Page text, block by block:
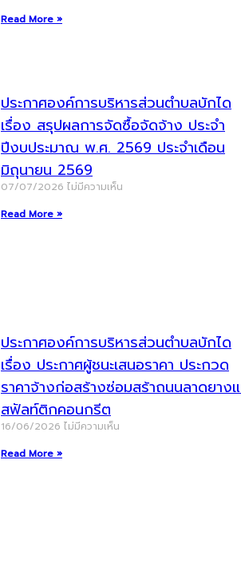
Read More »
ประกาศองค์การบริหารส่วนตำบลบักได
เรื่อง สรุปผลการจัดซื้อจัดจ้าง ประจำ
ปีงบประมาณ พ.ศ. 2569 ประจำเดือน
มิถุนายน 2569
07/07/2026 ไม่มีความเห็น
Read More »
ประกาศองค์การบริหารส่วนตำบลบักได
เรื่อง ประกาศผู้ชนะเสนอราคา ประกวด
ราคาจ้างก่อสร้างซ่อมสร้าถนนลาดยาง
สฟัลท์ติกคอนกรีต
16/06/2026 ไม่มีความเห็น
Read More »